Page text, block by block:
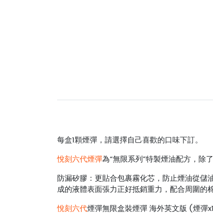
每盒1顆煙彈，請選擇自己喜歡的口味下訂。
悅刻六代煙彈為“無限系列”特製煙油配方，除
防漏矽膠：更貼合包裹霧化芯，防止煙油從
成的液體表面張力正好抵銷重力，配合周圍的
悅刻六代煙彈無限盒裝煙彈 海外英文版 (煙彈